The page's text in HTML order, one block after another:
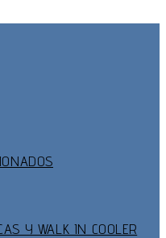
Y WALK IN COOLER